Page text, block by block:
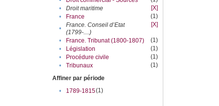
•
Droit maritime
[X]
•
France
(1)
•
France. Conseil d’Etat
(1799-....)
[X]
• France. Tribunat (1800-1807)
(1)
•
Législation
(1)
•
Procédure civile
(1)
•
Tribunaux
(1)
Affiner par période
•
1789-1815(1)